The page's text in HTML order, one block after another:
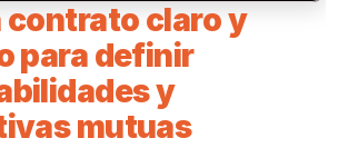
contrato claro y
para definir
y
mutuas